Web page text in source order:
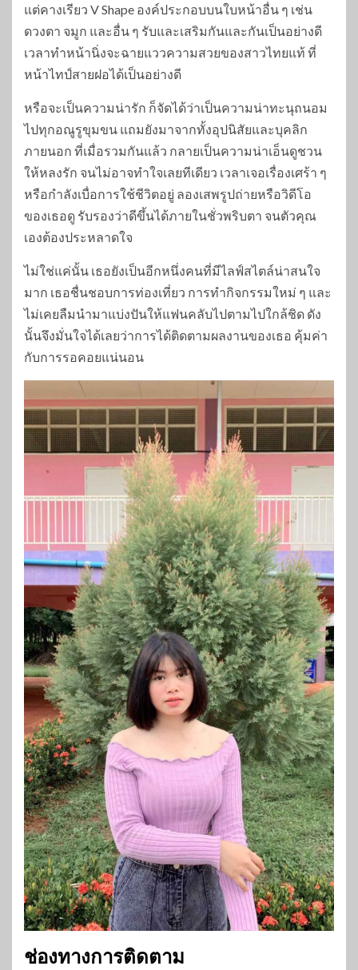
แต่คางเรียว V Shape องค์ประกอบบนใบหน้าอื่น ๆ เช่น
ดวงตา จมูก และอื่น ๆ รับและเสริมกันและกันเป็นอย่างดี
เวลาทำหน้านิ่งจะฉายแววความสวยของสาวไทยแท้ ที่
หน้าไทป์สายฝอได้เป็นอย่างดี
หรือจะเป็นความน่ารัก ก็จัดได้ว่าเป็นความน่าทะนุถนอม
ไปทุกอณูรูขุมขน แถมยังมาจากทั้งอุปนิสัยและบุคลิก
ภายนอก ที่เมื่อรวมกันแล้ว กลายเป็นความน่าเอ็นดูชวน
ให้หลงรัก จนไม่อาจทำใจเลยทีเดียว เวลาเจอเรื่องเศร้า ๆ
หรือกำลังเบื่อการใช้ชีวิตอยู่ ลองเสพรูปถ่ายหรือวิดีโอ
ของเธอดู รับรองว่าดีขึ้นได้ภายในชั่วพริบตา จนตัวคุณ
เองต้องประหลาดใจ
ไม่ใช่แค่นั้น เธอยังเป็นอีกหนึ่งคนที่มีไลฟ์สไตล์น่าสนใจ
มาก เธอชื่นชอบการท่องเที่ยว การทำกิจกรรมใหม่ ๆ และ
ไม่เคยลืมนำมาแบ่งปันให้แฟนคลับไปตามไปใกล้ชิด ดัง
นั้นจึงมั่นใจได้เลยว่าการได้ติดตามผลงานของเธอ คุ้มค่า
กับการรอคอยแน่นอน
ช่องทางการติดตาม